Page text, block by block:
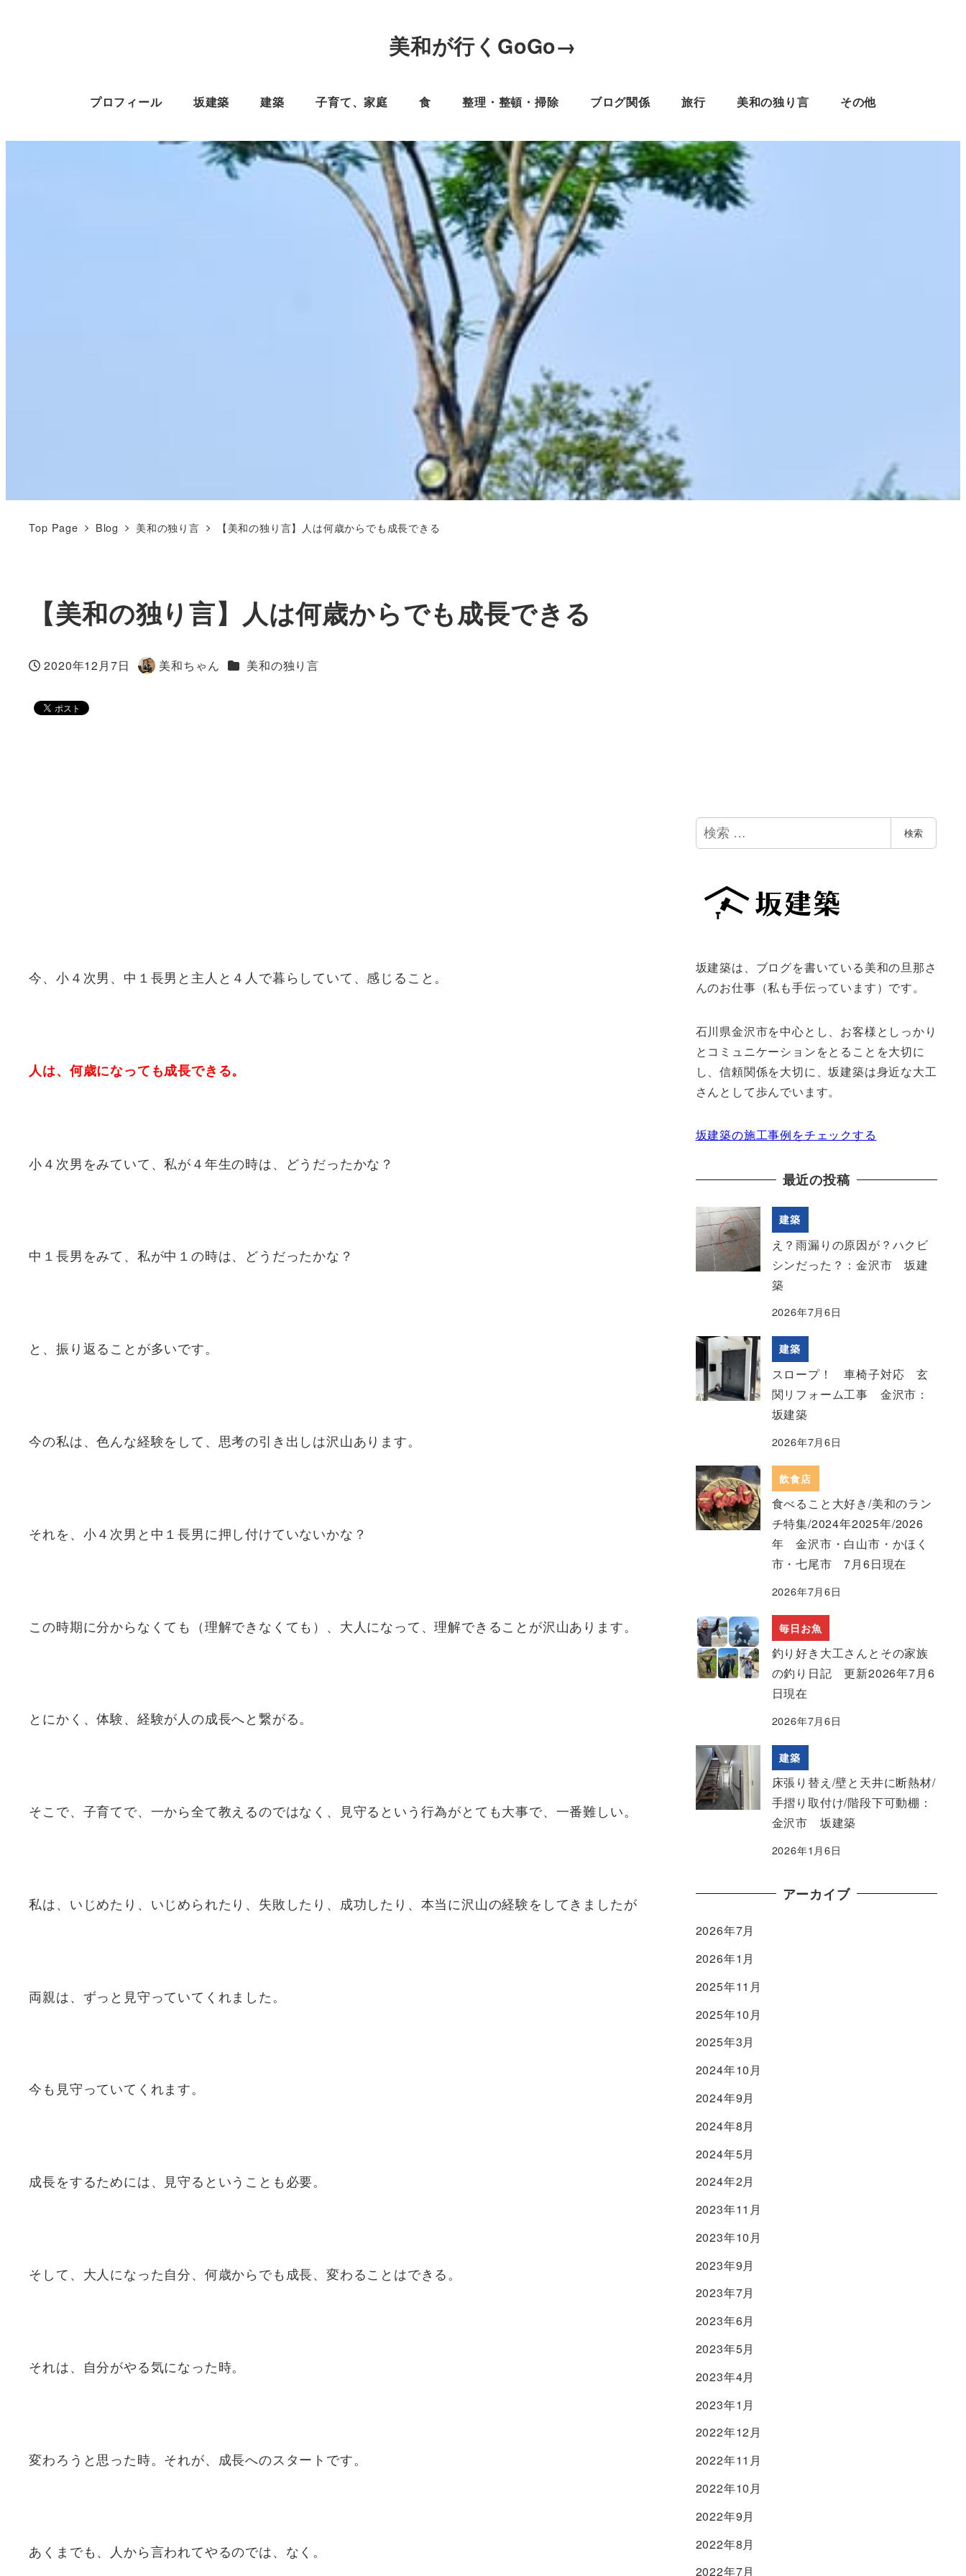
美和が行くGoGo→
プロフィール 坂建築 建築 子育て、家庭 食 整理・整頓・掃除 ブログ関係 旅行 美和の独り言 その他
Top Page Blog 美和の独り言 【美和の独り言】人は何歳からでも成長できる
【美和の独り言】人は何歳からでも成長できる
投稿日
2020年12月7日
著
美和ちゃん カテゴリー
美和の独り言
今、小４次男、中１長男と主人と４人で暮らしていて、感じること。
人は、何歳になっても成長できる。
小４次男をみていて、私が４年生の時は、どうだったかな？
中１長男をみて、私が中１の時は、どうだったかな？
と、振り返ることが多いです。
今の私は、色んな経験をして、思考の引き出しは沢山あります。
それを、小４次男と中１長男に押し付けていないかな？
この時期に分からなくても（理解できなくても）、大人になって、理解できることが沢山あります。
とにかく、体験、経験が人の成長へと繋がる。
そこで、子育てで、一から全て教えるのではなく、見守るという行為がとても大事で、一番難しい。
私は、いじめたり、いじめられたり、失敗したり、成功したり、本当に沢山の経験をしてきましたが
両親は、ずっと見守っていてくれました。
今も見守っていてくれます。
成長をするためには、見守るということも必要。
そして、大人になった自分、何歳からでも成長、変わることはできる。
それは、自分がやる気になった時。
変わろうと思った時。それが、成長へのスタートです。
あくまでも、人から言われてやるのでは、なく。
検
索
検索
坂建築は、ブログを書いている美和の旦那さ
んのお仕事（私も手伝っています）です。
石川県金沢市を中心とし、お客様としっかり
とコミュニケーションをとることを大切に
し、信頼関係を大切に、坂建築は身近な大工
さんとして歩んでいます。
坂建築の施工事例をチェックする
最近の投稿
建築
え？雨漏りの原因が？ハクビ
シンだった？：金沢市 坂建
築
2026年7月6日
建築
スロープ！ 車椅子対応 玄
関リフォーム工事 金沢市：
坂建築
2026年7月6日
飲食店
食べること大好き/美和のラン
チ特集/2024年2025年/2026
年 金沢市・白山市・かほく
市・七尾市 7月6日現在
2026年7月6日
毎日お魚
釣り好き大工さんとその家族
の釣り日記 更新2026年7月6
日現在
2026年7月6日
建築
床張り替え/壁と天井に断熱材/
手摺り取付け/階段下可動棚：
金沢市 坂建築
2026年1月6日
アーカイブ
2026年7月
2026年1月
2025年11月
2025年10月
2025年3月
2024年10月
2024年9月
2024年8月
2024年5月
2024年2月
2023年11月
2023年10月
2023年9月
2023年7月
2023年6月
2023年5月
2023年4月
2023年1月
2022年12月
2022年11月
2022年10月
2022年9月
2022年8月
2022年7月